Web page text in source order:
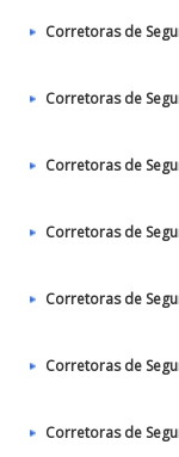
Corretoras de
Corretoras de
Corretoras de
Corretoras de
Corretoras de
Corretoras de
Corretoras de